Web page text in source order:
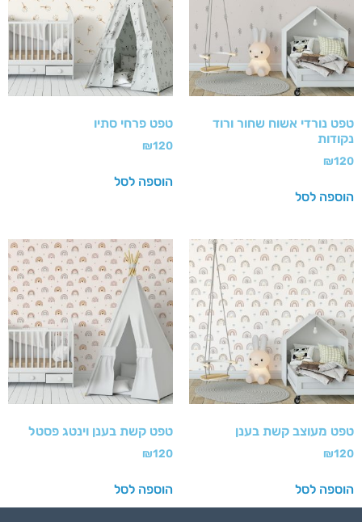
טפט נורדי אשוח שחור ורוד
נקודות
₪120
הוספה לסל
טפט פרחי סתיו
₪120
הוספה לסל
טפט מעוצב קשת בענן
₪120
הוספה לסל
טפט קשת בענן וינטג פסטל
₪120
הוספה לסל